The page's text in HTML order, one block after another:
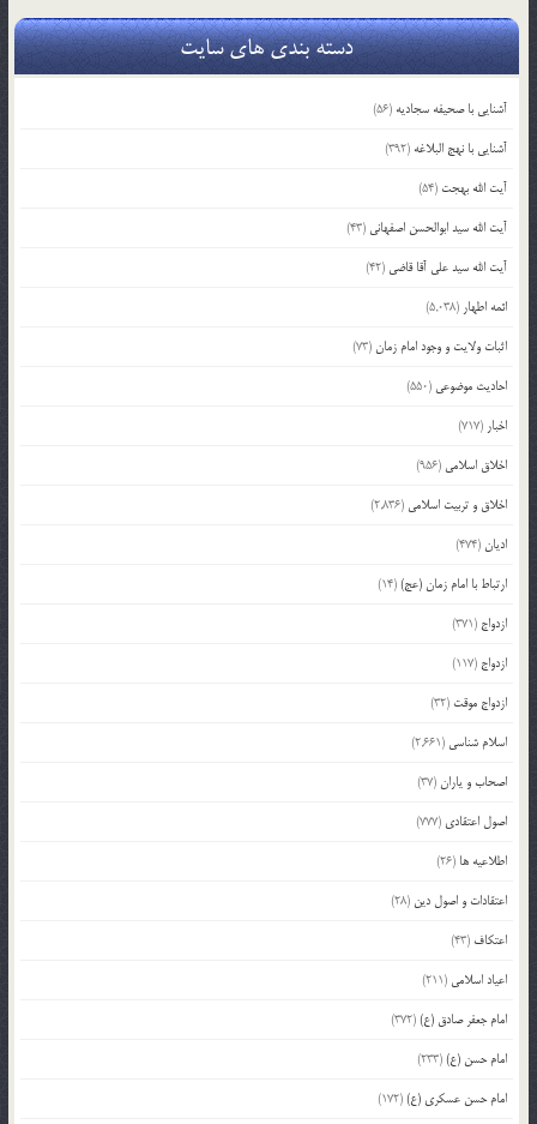
دسته بندی های سایت
آشنایی با صحیفه سجادیه (56)
آشنایی با نهج البلاغه (392)
آیت الله بهجت (54)
آیت الله سید ابوالحسن اصفهانی (43)
آیت الله سید علی آقا قاضی (42)
ائمه اطهار (5,038)
اثبات ولایت و وجود امام زمان(73)
احادیث موضوعی (550)
اخبار (717)
اخلاق اسلامی (956)
اخلاق و تربیت اسلامی (2,836)
ادیان(474)
ارتباط با امام زمان (عج)(14)
ازدواج (371)
ازدواج (117)
ازدواج موقت (32)
اسلام شناسی (2,661)
اصحاب و یاران(37)
اصول اعتقادی (777)
اطلاعیه ها (26)
اعتقادات و اصول دین (28)
اعتکاف (43)
اعیاد اسلامی (211)
امام جعفر صادق (ع)(372)
امام حسن (ع)(233)
امام حسن عسکری (ع)(172)